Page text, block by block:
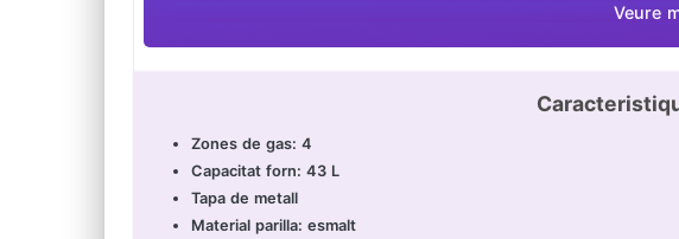
Veure
Zones de gas: 4
Capacitat forn: 43 L
Tapa de metall
Material parilla: esmalt